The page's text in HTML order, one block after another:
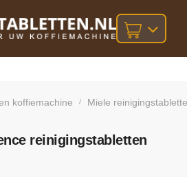
besteld,
bij orders
koffiemachine / Miele
reinigingstabletten